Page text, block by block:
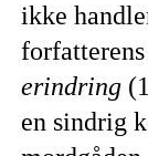
ikke
erindring
en sindrig